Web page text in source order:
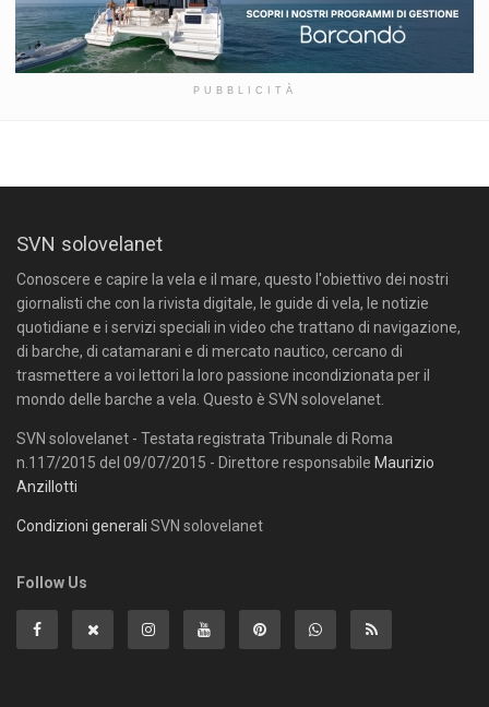
PUBBLICITÀ
SVN solovelanet
Conoscere e capire la vela e il mare, questo l'obiettivo dei nostri
giornalisti che con la rivista digitale, le guide di vela, le notizie
quotidiane e i servizi speciali in video che trattano di navigazione,
di barche, di catamarani e di mercato nautico, cercano di
trasmettere a voi lettori la loro passione incondizionata per il
mondo delle barche a vela. Questo è SVN solovelanet.
SVN solovelanet - Testata registrata Tribunale di Roma
n.117/2015 del 09/07/2015 - Direttore responsabile Maurizio
Anzillotti
Condizioni generali SVN solovelanet
Follow Us